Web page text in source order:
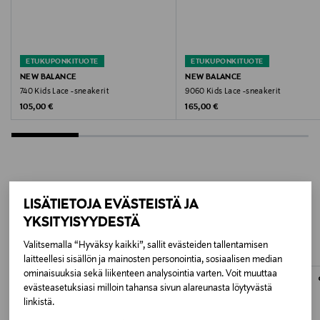
LISÄTIETOJA EVÄSTEISTÄ JA
YKSITYISYYDESTÄ
Valitsemalla “Hyväksy kaikki”, sallit evästeiden tallentamisen
laitteellesi sisällön ja mainosten personointia, sosiaalisen median
ominaisuuksia sekä liikenteen analysointia varten. Voit muuttaa
evästeasetuksiasi milloin tahansa sivun alareunasta löytyvästä
linkistä.
Valmistaja
New Balance Europe BV
Digitaalinen osoite
customercare@newbalance.eu
Avainsanat
New Balance, lasten sneakerit, nahkasneakerit,
vapaa-ajan kengät, nahkakengät
ETUKUPONKITUOTE
NEW BALANCE
740 Kids Lace -sneakerit
Original Price
105,00 €
ETUKUPONKITUOTE
NEW BALANCE
9060 Kids Lace -sneakerit
Original Price
165,00 €
LISÄÄ KIINNOSTAVIA
TUOTTEITA